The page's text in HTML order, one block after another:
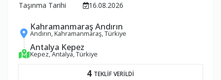
Taşınma Tarihi
16.08.2026
Kahramanmaraş Andırın
Andırın, Kahramanmaraş, Türkiye
Antalya Kepez
Kepez, Antalya, Türkiye
4 TEKLİF VERİLDİ